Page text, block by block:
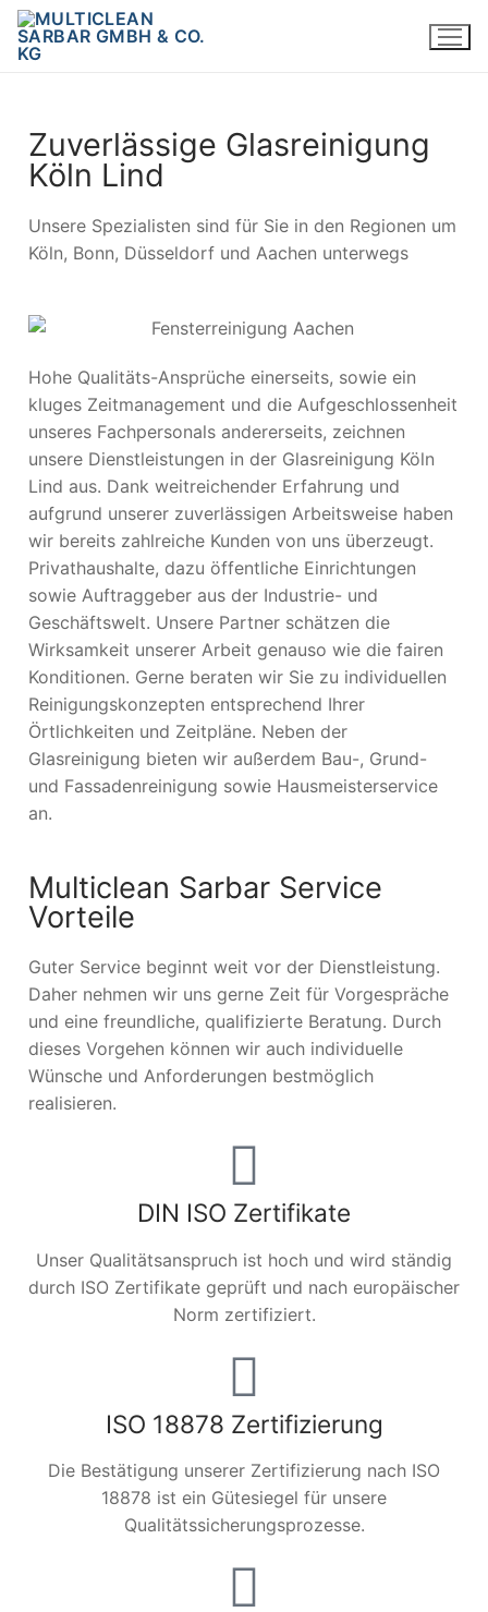
Zuverlässige Glasreinigung
Köln Lind
Unsere Spezialisten sind für Sie in den Regionen um
Köln, Bonn, Düsseldorf und Aachen unterwegs
Hohe Qualitäts-Ansprüche einerseits, sowie ein
kluges Zeitmanagement und die Aufgeschlossenheit
unseres Fachpersonals andererseits, zeichnen
unsere Dienstleistungen in der Glasreinigung Köln
Lind aus. Dank weitreichender Erfahrung und
aufgrund unserer zuverlässigen Arbeitsweise haben
wir bereits zahlreiche Kunden von uns überzeugt.
Privathaushalte, dazu öffentliche Einrichtungen
sowie Auftraggeber aus der Industrie- und
Geschäftswelt. Unsere Partner schätzen die
Wirksamkeit unserer Arbeit genauso wie die fairen
Konditionen. Gerne beraten wir Sie zu individuellen
Reinigungskonzepten entsprechend Ihrer
Örtlichkeiten und Zeitpläne. Neben der
Glasreinigung bieten wir außerdem Bau-, Grund-
und Fassadenreinigung sowie Hausmeisterservice
an.
Multiclean Sarbar Service
Vorteile
Guter Service beginnt weit vor der Dienstleistung.
Daher nehmen wir uns gerne Zeit für Vorgespräche
und eine freundliche, qualifizierte Beratung. Durch
dieses Vorgehen können wir auch individuelle
Wünsche und Anforderungen bestmöglich
realisieren.
DIN ISO Zertifikate
Unser Qualitätsanspruch ist hoch und wird ständig
durch ISO Zertifikate geprüft und nach europäischer
Norm zertifiziert.
ISO 18878 Zertifizierung
Die Bestätigung unserer Zertifizierung nach ISO
18878 ist ein Gütesiegel für unsere
Qualitätssicherungsprozesse.